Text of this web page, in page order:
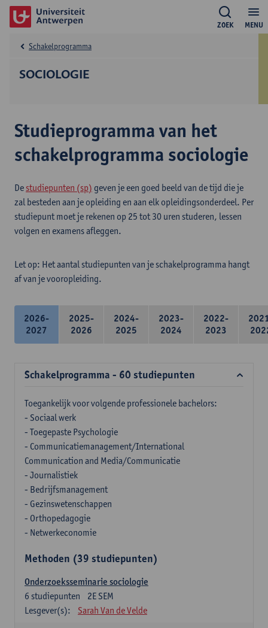
MENU
ZOEK
SOCIOLOGIE
Schakelprogramma
Studieprogramma van het
schakelprogramma sociologie
De studiepunten (sp) geven je een goed beeld van de tijd die je
zal besteden aan je opleiding en aan elk opleidingsonderdeel. Per
studiepunt moet je rekenen op 25 tot 30 uren studeren, lessen
volgen en examens afleggen.
Let op: Het aantal studiepunten van je schakelprogramma hangt
af van je vooropleiding.
2026-
2027
2025-
2026
2024-
2025
2023-
2024
2022-
2023
Schakelprogramma - 60 studiepunten
Toegankelijk voor volgende professionele bachelors:
- Sociaal werk
- Toegepaste Psychologie
- Communicatiemanagement/International
Communication and Media/Communicatie
- Journalistiek
- Bedrijfsmanagement
- Gezinswetenschappen
- Orthopedagogie
- Netwerkeconomie
Methoden (39 studiepunten)
Onderzoeksseminarie sociologie
2E SEM
6 studiepunten
Lesgever(s):
Sarah Van de Velde